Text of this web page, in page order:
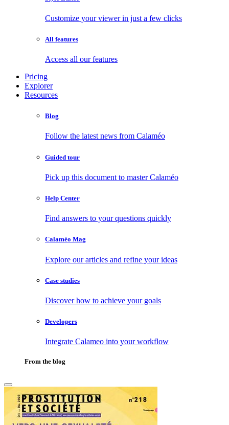
Customize your viewer in just a few clicks
All features
Access all our features
Pricing
Explorer
Resources
Blog
Follow the latest news from Calaméo
Guided tour
Pick up this document to master Calaméo
Help Center
Find answers to your questions quickly
Calaméo Mag
Explore our articles and refine your ideas
Case studies
Discover how to achieve your goals
Developers
Integrate Calameo into your workflow
From the blog